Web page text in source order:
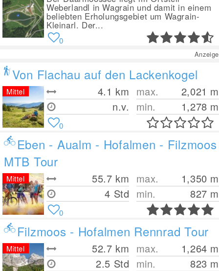
Weberlandl in Wagrain und damit in einem
beliebten Erholungsgebiet um Wagrain-
Kleinarl. Der...
0
Anzeige
Von Flachau auf den Lackenkogel
4.1 km
n.v.
max. 2,021 m
min.
1,278 m
Mittel
0
Eben - Aualm - Hofalmen - Filzmoos
MTB Tour
55.7 km
4 Std
max. 1,350 m
min.
827 m
Mittel
0
Filzmoos - Hofalmen Rennrad Tour
52.7 km
2.5 Std
max. 1,264 m
min.
823 m
Mittel